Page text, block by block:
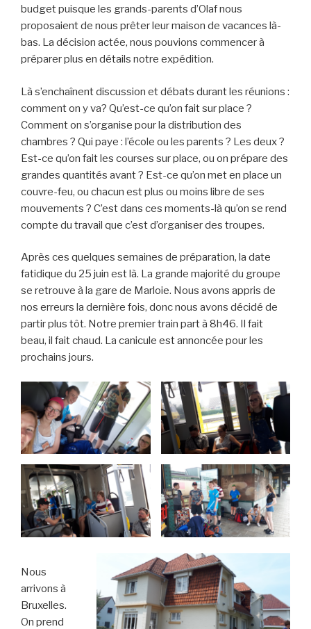
budget puisque les grands-parents d’Olaf nous
proposaient de nous prêter leur maison de vacances là-
bas. La décision actée, nous pouvions commencer à
préparer plus en détails notre expédition.
Là s’enchaînent discussion et débats durant les réunions :
comment on y va? Qu’est-ce qu’on fait sur place ?
Comment on s’organise pour la distribution des
chambres ? Qui paye : l’école ou les parents ? Les deux ?
Est-ce qu’on fait les courses sur place, ou on prépare des
grandes quantités avant ? Est-ce qu’on met en place un
couvre-feu, ou chacun est plus ou moins libre de ses
mouvements ? C’est dans ces moments-là qu’on se rend
compte du travail que c’est d’organiser des troupes.
Après ces quelques semaines de préparation, la date
fatidique du 25 juin est là. La grande majorité du groupe
se retrouve à la gare de Marloie. Nous avons appris de
nos erreurs la dernière fois, donc nous avons décidé de
partir plus tôt. Notre premier train part à 8h46. Il fait
beau, il fait chaud. La canicule est annoncée pour les
prochains jours.
Nous
arrivons à
Bruxelles.
On prend